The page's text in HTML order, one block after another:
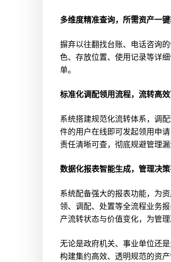
多维度精准查询，所需资产一
摒弃以往翻找台账、电话咨询
色、存放位置、使用记录等详
单。
标准化调配领用流程，流转高效
系统搭建规范化流转体系，调
件的用户在线即可发起领用申
责任清晰可查，彻底规避管理漏
数据化报表智能生成，管理决
系统配备强大的报表功能，为
领、调配、处置等全流程业务
产流转状态与价值变化，为管理
无论是政府机关、事业单位还
构建集约高效、透明规范的资